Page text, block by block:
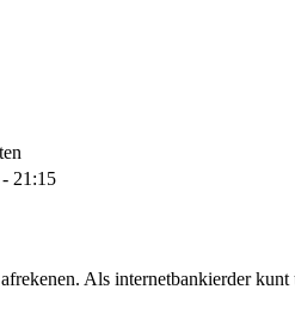
21:15
Als internetbankierder